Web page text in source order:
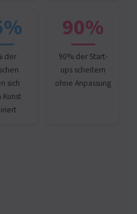
der
sich
Kunst
90%
90% der Start-
ups scheitern
ohne Anpassung